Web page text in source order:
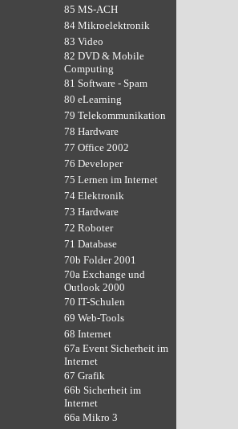
85 MS-ACH
84 Mikroelektronik
83 Video
82 DVD & Mobile
Computing
81 Software - Spam
80 eLearning
79 Telekommunikation
78 Hardware
77 Office 2002
76 Developer
75 Lernen im Internet
74 Elektronik
73 Hardware
72 Roboter
71 Database
70b Folder 2001
70a Exchange und
Outlook 2000
70 IT-Schulen
69 Web-Tools
68 Internet
67a Event Sicherheit im
Internet
67 Grafik
66b Sicherheit im
Internet
66a Mikro 3